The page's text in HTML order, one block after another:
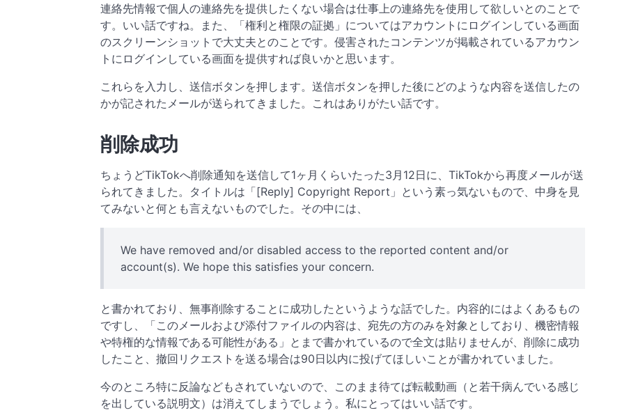
連絡先情報で個人の連絡先を提供したくない場合は仕事上の連絡先を使用して欲しいとのことで
す。いい話ですね。また、「権利と権限の証拠」についてはアカウントにログインしている画面
のスクリーンショットで大丈夫とのことです。侵害されたコンテンツが掲載されているアカウン
トにログインしている画面を提供すれば良いかと思います。
これらを入力し、送信ボタンを押します。送信ボタンを押した後にどのような内容を送信したの
かが記されたメールが送られてきました。これはありがたい話です。
削除成功
ちょうどTikTokへ削除通知を送信して1ヶ月くらいたった3月12日に、TikTokから再度メールが送
られてきました。タイトルは「[Reply] Copyright Report」という素っ気ないもので、中身を見
てみないと何とも言えないものでした。その中には、
We have removed and/or disabled access to the reported content and/or
account(s). We hope this satisfies your concern.
と書かれており、無事削除することに成功したというような話でした。内容的にはよくあるもの
ですし、「このメールおよび添付ファイルの内容は、宛先の方のみを対象としており、機密情報
や特権的な情報である可能性がある」とまで書かれているので全文は貼りませんが、削除に成功
したこと、撤回リクエストを送る場合は90日以内に投げてほしいことが書かれていました。
今のところ特に反論などもされていないので、このまま待てば転載動画（と若干病んでいる感じ
を出している説明文）は消えてしまうでしょう。私にとってはいい話です。